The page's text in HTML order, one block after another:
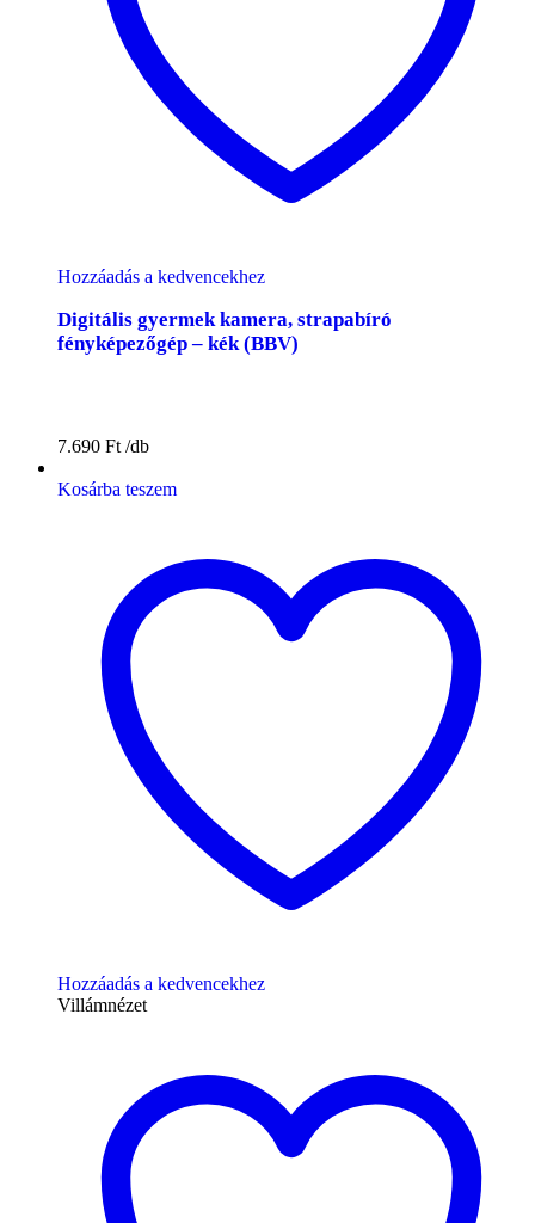
Hozzáadás a kedvencekhez
Digitális gyermek kamera, strapabíró
fényképezőgép – kék (BBV)
7.690 Ft
Kosárba teszem
Hozzáadás a kedvencekhez
Villámnézet